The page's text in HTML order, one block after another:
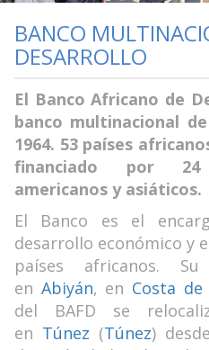
BANCO
DESARROLLO
El Banco Africano de
banco multinacional
1964. 53 países
financiado por 24
americanos y asiáticos.
El Banco es el
desarrollo económico y
países africanos.
en Abiyán, en Costa
del BAFD se
en Túnez (Túnez)